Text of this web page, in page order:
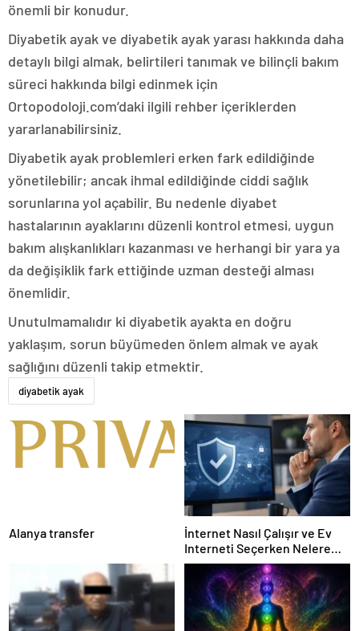
önemli bir konudur.
Diyabetik ayak ve diyabetik ayak yarası hakkında daha
detaylı bilgi almak, belirtileri tanımak ve bilinçli bakım
süreci hakkında bilgi edinmek için
Ortopodoloji.com’daki ilgili rehber içeriklerden
yararlanabilirsiniz.
Diyabetik ayak problemleri erken fark edildiğinde
yönetilebilir; ancak ihmal edildiğinde ciddi sağlık
sorunlarına yol açabilir. Bu nedenle diyabet
hastalarının ayaklarını düzenli kontrol etmesi, uygun
bakım alışkanlıkları kazanması ve herhangi bir yara ya
da değişiklik fark ettiğinde uzman desteği alması
önemlidir.
Unutulmamalıdır ki diyabetik ayakta en doğru
yaklaşım, sorun büyümeden önlem almak ve ayak
sağlığını düzenli takip etmektir.
diyabetik ayak
Alanya transfer
İnternet Nasıl Çalışır ve Ev
Interneti Seçerken Nelere
Dikkat Etmelisiniz